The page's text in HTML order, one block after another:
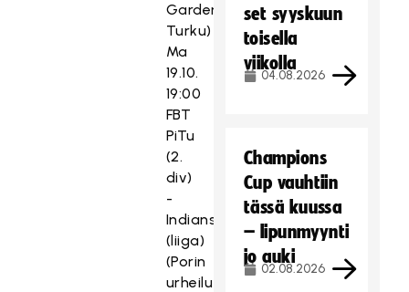
Garden,
Turku)
Ma
19.10.
19:00
FBT
PiTu
(2.
div)
-
Indians
(liiga)
(Porin
urheilutalo,
set syyskuun
toisella
viikolla
04.08.2026
Champions
Cup vauhtiin
tässä kuussa
– lipunmyynti
jo auki
02.08.2026